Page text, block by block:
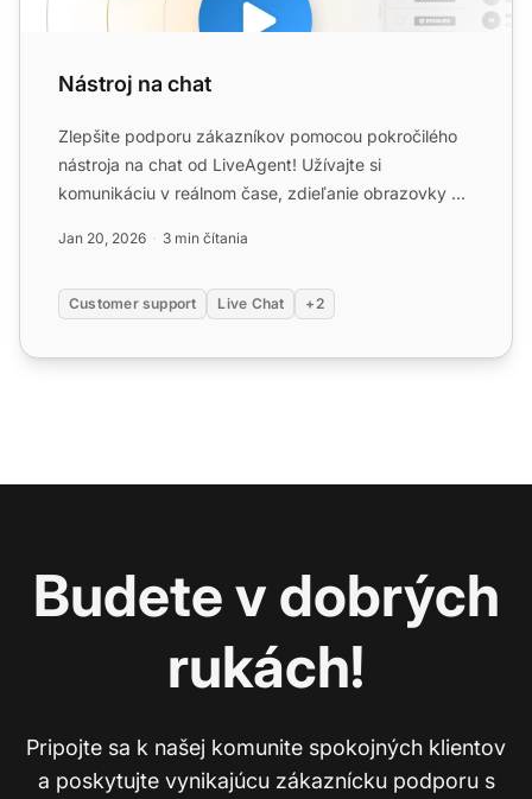
Nástroj na chat
Zlepšite podporu zákazníkov pomocou pokročilého
nástroja na chat od LiveAgent! Užívajte si
komunikáciu v reálnom čase, zdieľanie obrazovky a
Jan 20, 2026 3 min čítania
Customer support Live Chat +2
Budete v dobrých
rukách!
Pripojte sa k našej komunite spokojných klientov
a poskytujte vynikajúcu zákaznícku podporu s